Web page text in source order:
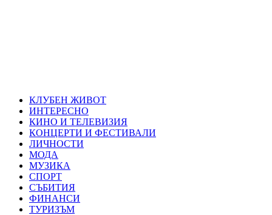
КЛУБЕН ЖИВОТ
ИНТЕРЕСНО
КИНО И ТЕЛЕВИЗИЯ
КОНЦЕРТИ И ФЕСТИВАЛИ
ЛИЧНОСТИ
МОДА
МУЗИКА
СПОРТ
СЪБИТИЯ
ФИНАНСИ
ТУРИЗЪМ